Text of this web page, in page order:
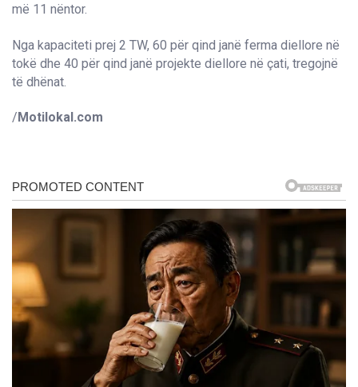
më 11 nëntor.
Nga kapaciteti prej 2 TW, 60 për qind janë ferma diellore në
tokë dhe 40 për qind janë projekte diellore në çati, tregojnë
të dhënat.
/ Motilokal.com